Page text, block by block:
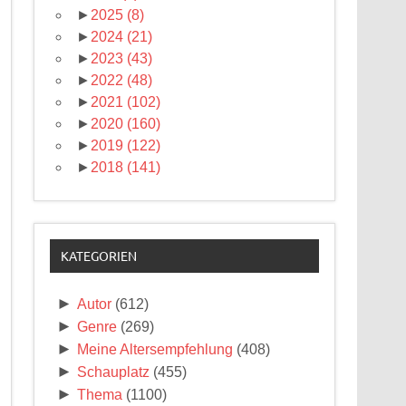
► 2025 (8)
► 2024 (21)
► 2023 (43)
► 2022 (48)
► 2021 (102)
► 2020 (160)
► 2019 (122)
► 2018 (141)
KATEGORIEN
► Autor (612)
► Genre (269)
► Meine Altersempfehlung (408)
► Schauplatz (455)
► Thema (1100)